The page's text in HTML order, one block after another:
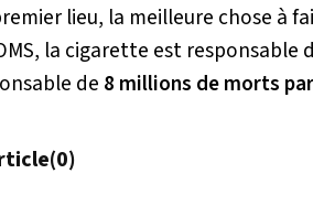
lieu, la meilleure chose à
la cigarette est responsable
de 8 millions de morts
(0)